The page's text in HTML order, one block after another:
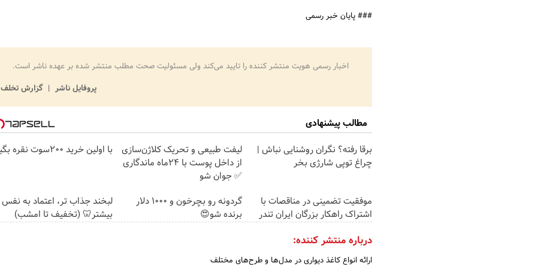
### پایان خبر رسمی
اخبار رسمی هویت منتشر کننده را تایید می‌کند ولی مسئولیت صحت مطلب منتشر شده بر عهده ناشر است.
پروفایل ناشر
گزارش تخلف
مطالب پیشنهادی
برقا رفته؟ نگران روشنایی نباش |
چراغ توپی شارژی بخر
لیفت طبیعی و تحریک کلاژن‌سازی
از داخل پوست با 24ماه ماندگاری
✅ جوان شو
با اولین خرید 200سوت نقره بگیر
موفقیت تضمینی در مناقصات با
اشتراک راهکار بزرگان ایران تندر
گردونه رو بچرخون و 1000 دلار
برنده شو😍
لبخند جذاب تر، اعتماد به نفس
بیشتر🦷 (تخفیف تا امشب)
درباره منتشر کننده:
ارائه انواع کاغذ دیواری در مدل‌ها و طرح‌های مختلف